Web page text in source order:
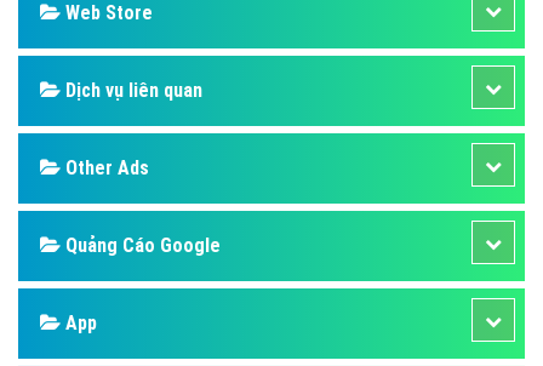
Web Store
Dịch vụ liên quan
Other Ads
Quảng Cáo Google
App